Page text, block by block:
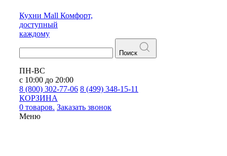
Кухни Mall Комфорт,
доступный
каждому
Поиск
ПН-ВС
с 10:00 до 20:00
8 (800) 302-77-06 8 (499) 348-15-11
КОРЗИНА
0 товаров. Заказать звонок
Меню